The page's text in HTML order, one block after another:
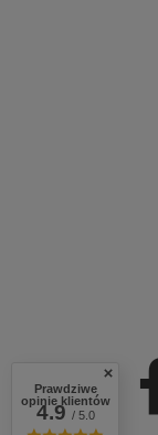
Prawdziwe
opinie klientów
4.9/ 5.0